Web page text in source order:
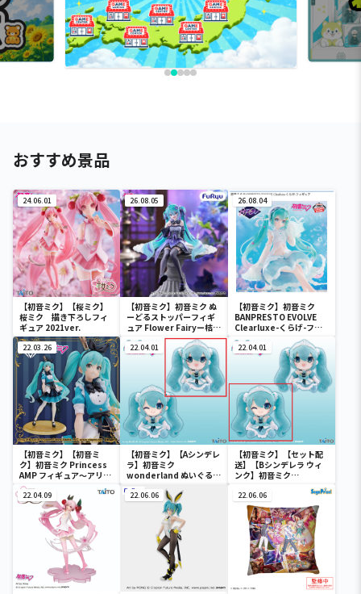
おすすめ景品
24.06.01
【初音ミク】【桜ミク】
桜ミク 描き下ろしフィ
ギュア 2021ver.
26.08.05
【初音ミク】初音ミク ぬ
ーどるストッパーフィギ
ュア Flower Fairyー桔梗
ー
26.08.04
【初音ミク】初音ミク
BANPRESTO EVOLVE
Clearluxe-くらげ-フィ
ギュア
22.03.26
【初音ミク】【初音ミ
ク】初音ミク Princess
AMP フィギュア～アリス
ver.～
22.04.01
【初音ミク】【Aシンデレ
ラ】初音ミク
wonderland ぬいぐるみ
22.04.01
【初音ミク】【セット配
送】【Bシンデレラ ウィ
ンク】初音ミク
wonderland ぬいぐるみ
vol.4
22.04.09 22.06.06 22.06.06